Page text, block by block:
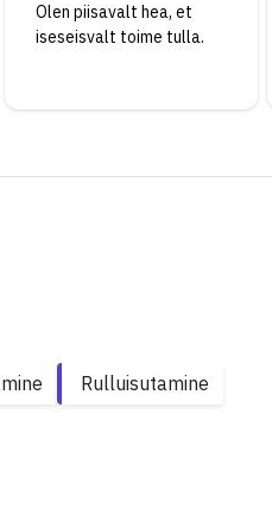
Olen piisavalt hea, et
iseseisvalt toime tulla.
Rulluisutamine